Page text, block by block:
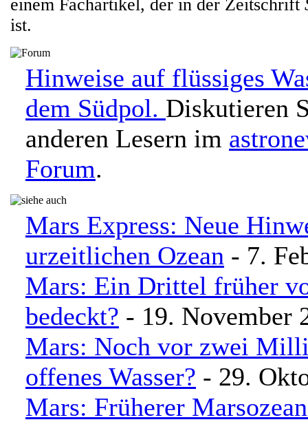
einem Fachartikel, der in der Zeitschrift
ist.
Hinweise auf flüssiges
dem Südpol. Diskutieren
anderen Lesern im
Forum.
Mars Express: Neue
urzeitlichen Ozean - 7.
Mars: Ein Drittel früher
bedeckt? - 19. November
Mars: Noch vor zwei
offenes Wasser? - 29.
Mars: Früherer